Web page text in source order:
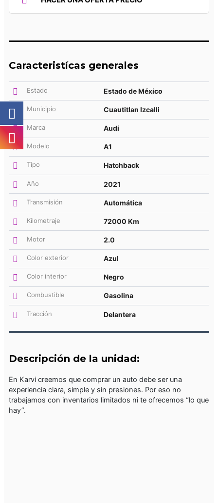
Caracteristícas generales
Estado Estado de México
Municipio Cuautitlan Izcalli
Marca Audi
Modelo A1
Tipo Hatchback
Año 2021
Transmisión Automática
Kilometraje 72000 Km
Motor 2.0
Color exterior Azul
Color interior Negro
Combustible Gasolina
Tracción Delantera
Descripción de la unidad:
En Karvi creemos que comprar un auto debe ser una
experiencia clara, simple y sin presiones. Por eso no
trabajamos con inventarios limitados ni te ofrecemos “lo que
hay”.